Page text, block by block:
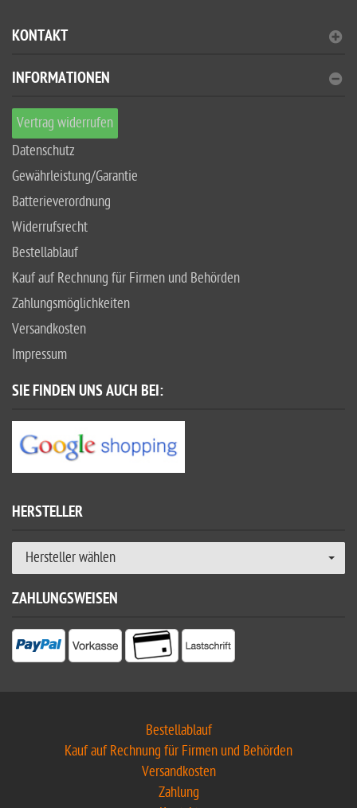
KONTAKT
INFORMATIONEN
Vertrag widerrufen
Datenschutz
Gewährleistung/Garantie
Batterieverordnung
Widerrufsrecht
Bestellablauf
Kauf auf Rechnung für Firmen und Behörden
Zahlungsmöglichkeiten
Versandkosten
Impressum
SIE FINDEN UNS AUCH BEI:
HERSTELLER
Hersteller wählen
ZAHLUNGSWEISEN
Bestellablauf
Kauf auf Rechnung für Firmen und Behörden
Versandkosten
Zahlung